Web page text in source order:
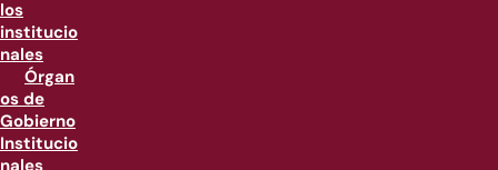
los
institucio
nales
Órgan
os de
Gobierno
Institucio
nales